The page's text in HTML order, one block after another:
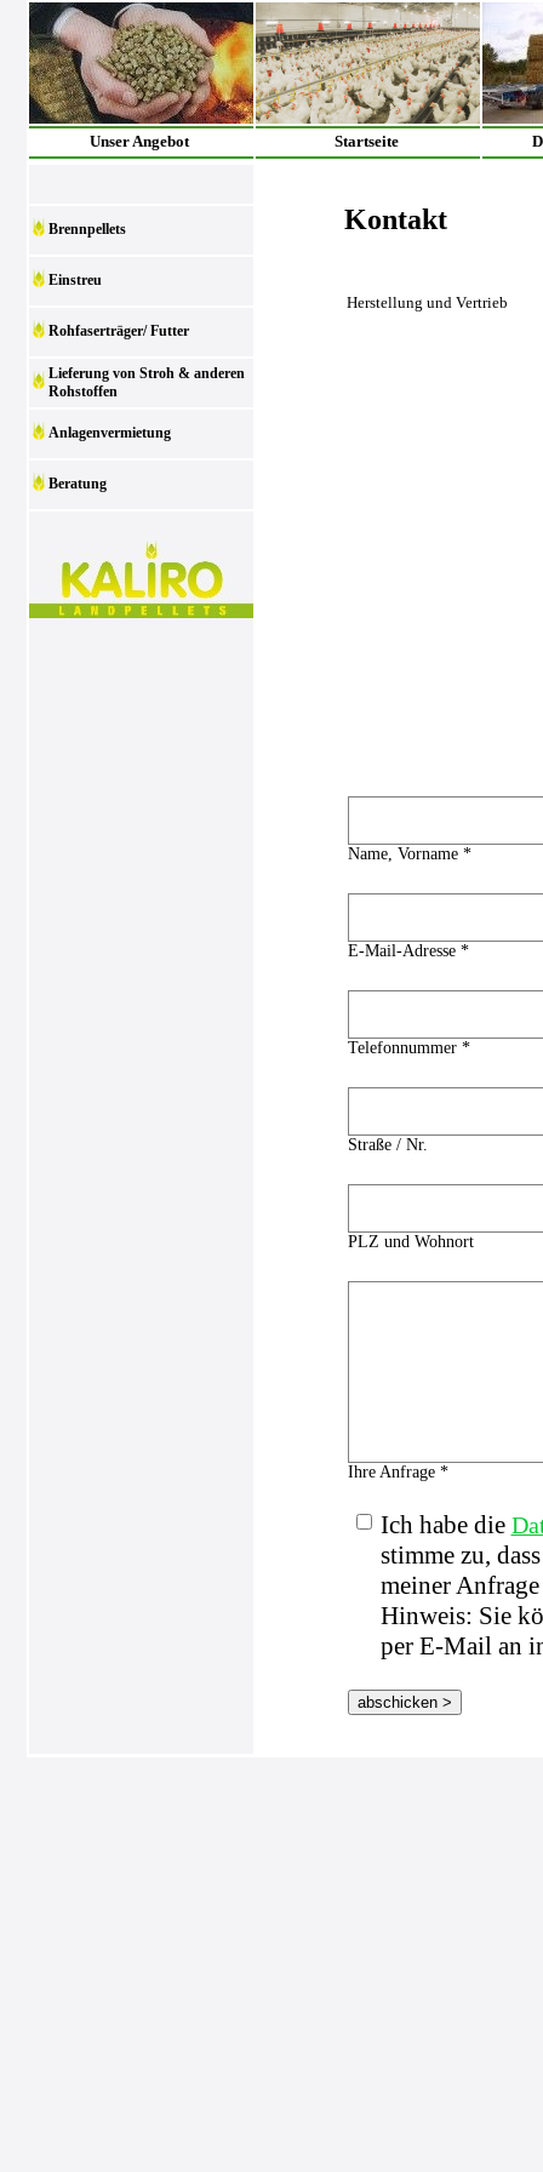
Unser Angebot Startseite
Brennpellets
Einstreu
Rohfaserträger/ Futter
Lieferung von Stroh & anderen
Rohstoffen
Anlagenvermietung
Beratung
Kontakt
Herstellung und Vertrieb
Name, Vorname *
E-Mail-Adresse *
Telefonnummer *
Straße / Nr.
PLZ und Wohnort
Ihre Anfrage *
Ich habe die
stimme zu,
meiner
Hinweis: Sie
per E-Mail an